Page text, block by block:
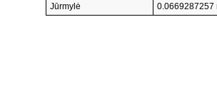
Jūrmylė
0.0669287257